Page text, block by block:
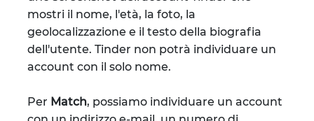
mostri il nome, l'età, la foto, la
geolocalizzazione e il testo della biografia
dell'utente. Tinder non potrà individuare un
account con il solo nome.
Per Match, possiamo individuare un account